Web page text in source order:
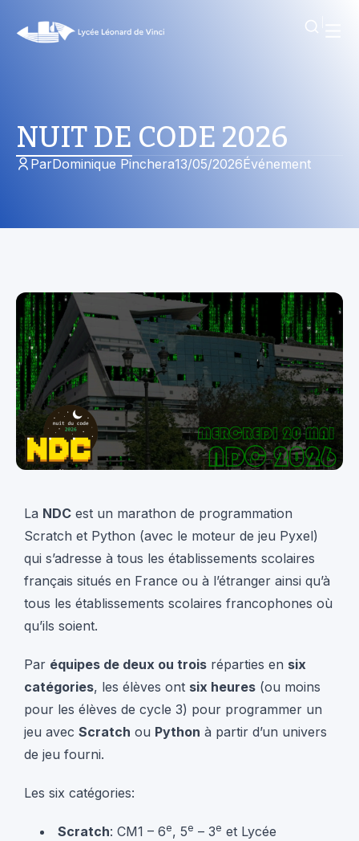
NUIT DE CODE 2026
ParDominique Pinchera13/05/2026Événement
La NDC est un marathon de programmation
Scratch et Python (avec le moteur de jeu Pyxel)
qui s’adresse à tous les établissements scolaires
français situés en France ou à l’étranger ainsi qu’à
tous les établissements scolaires francophones où
qu’ils soient.
Par équipes de deux ou trois réparties en six
catégories, les élèves ont six heures (ou moins
pour les élèves de cycle 3) pour programmer un
jeu avec Scratch ou Python à partir d’un univers
de jeu fourni.
Les six catégories:
Scratch: CM1 – 6e, 5e – 3e et Lycée